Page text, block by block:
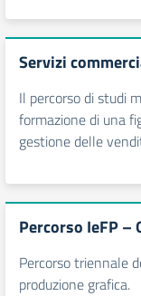
Servizi
Il percorso di studi
formazione di una
gestione delle
Percorso IeFP –
Percorso triennale
produzione grafica.